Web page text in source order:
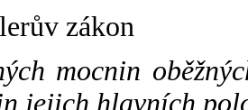
zákon
mocnin
jejich hlavních